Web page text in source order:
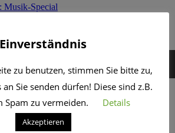
Einverständnis
zu benutzen, stimmen Sie bitte zu,
Sie senden dürfen! Diese sind z.B.
Spam zu vermeiden.
Details
Akzeptieren